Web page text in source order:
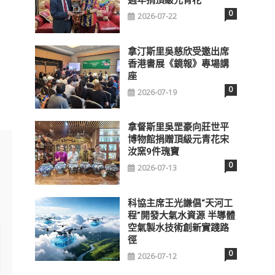
2026-07-22 0
拿汀斯里吳慈欣受邀出席
香港書展《鏡報》專場講
座
2026-07-19 0
拿督斯里吳罡豪向莊世平
博物館捐贈頂級元青花宋
汝窯9件瑰寶
2026-07-13 0
科協主席王光謙倡“天河工
程”開發大氣水資源 半導體
空氣製水技術創新實踐路
徑
2026-07-12 0